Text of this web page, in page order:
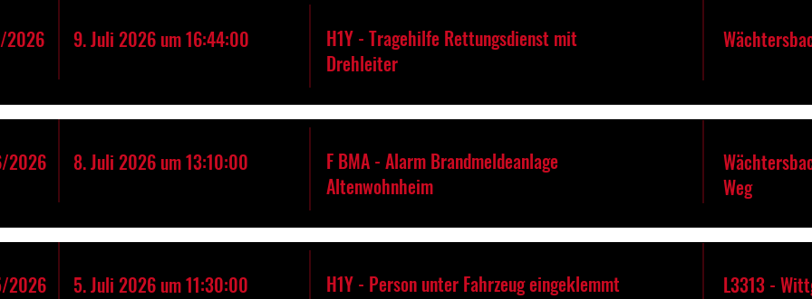
2026 9. Juli 2026 um 16:44:00
H1Y - Tragehilfe Rettungsdienst mit
Drehleiter
2026 8. Juli 2026 um 13:10:00
F BMA - Alarm Brandmeldeanlage
Altenwohnheim
Weg
2026 5. Juli 2026 um 11:30:00 H1Y - Person unter Fahrzeug eingeklemmt L3313 -